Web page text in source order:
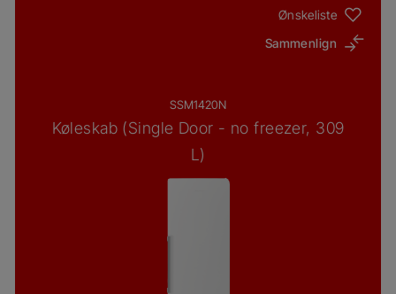
Ønskeliste
Sammenlign
SSM1420N
Køleskab (Single Door - no freezer, 309
L)